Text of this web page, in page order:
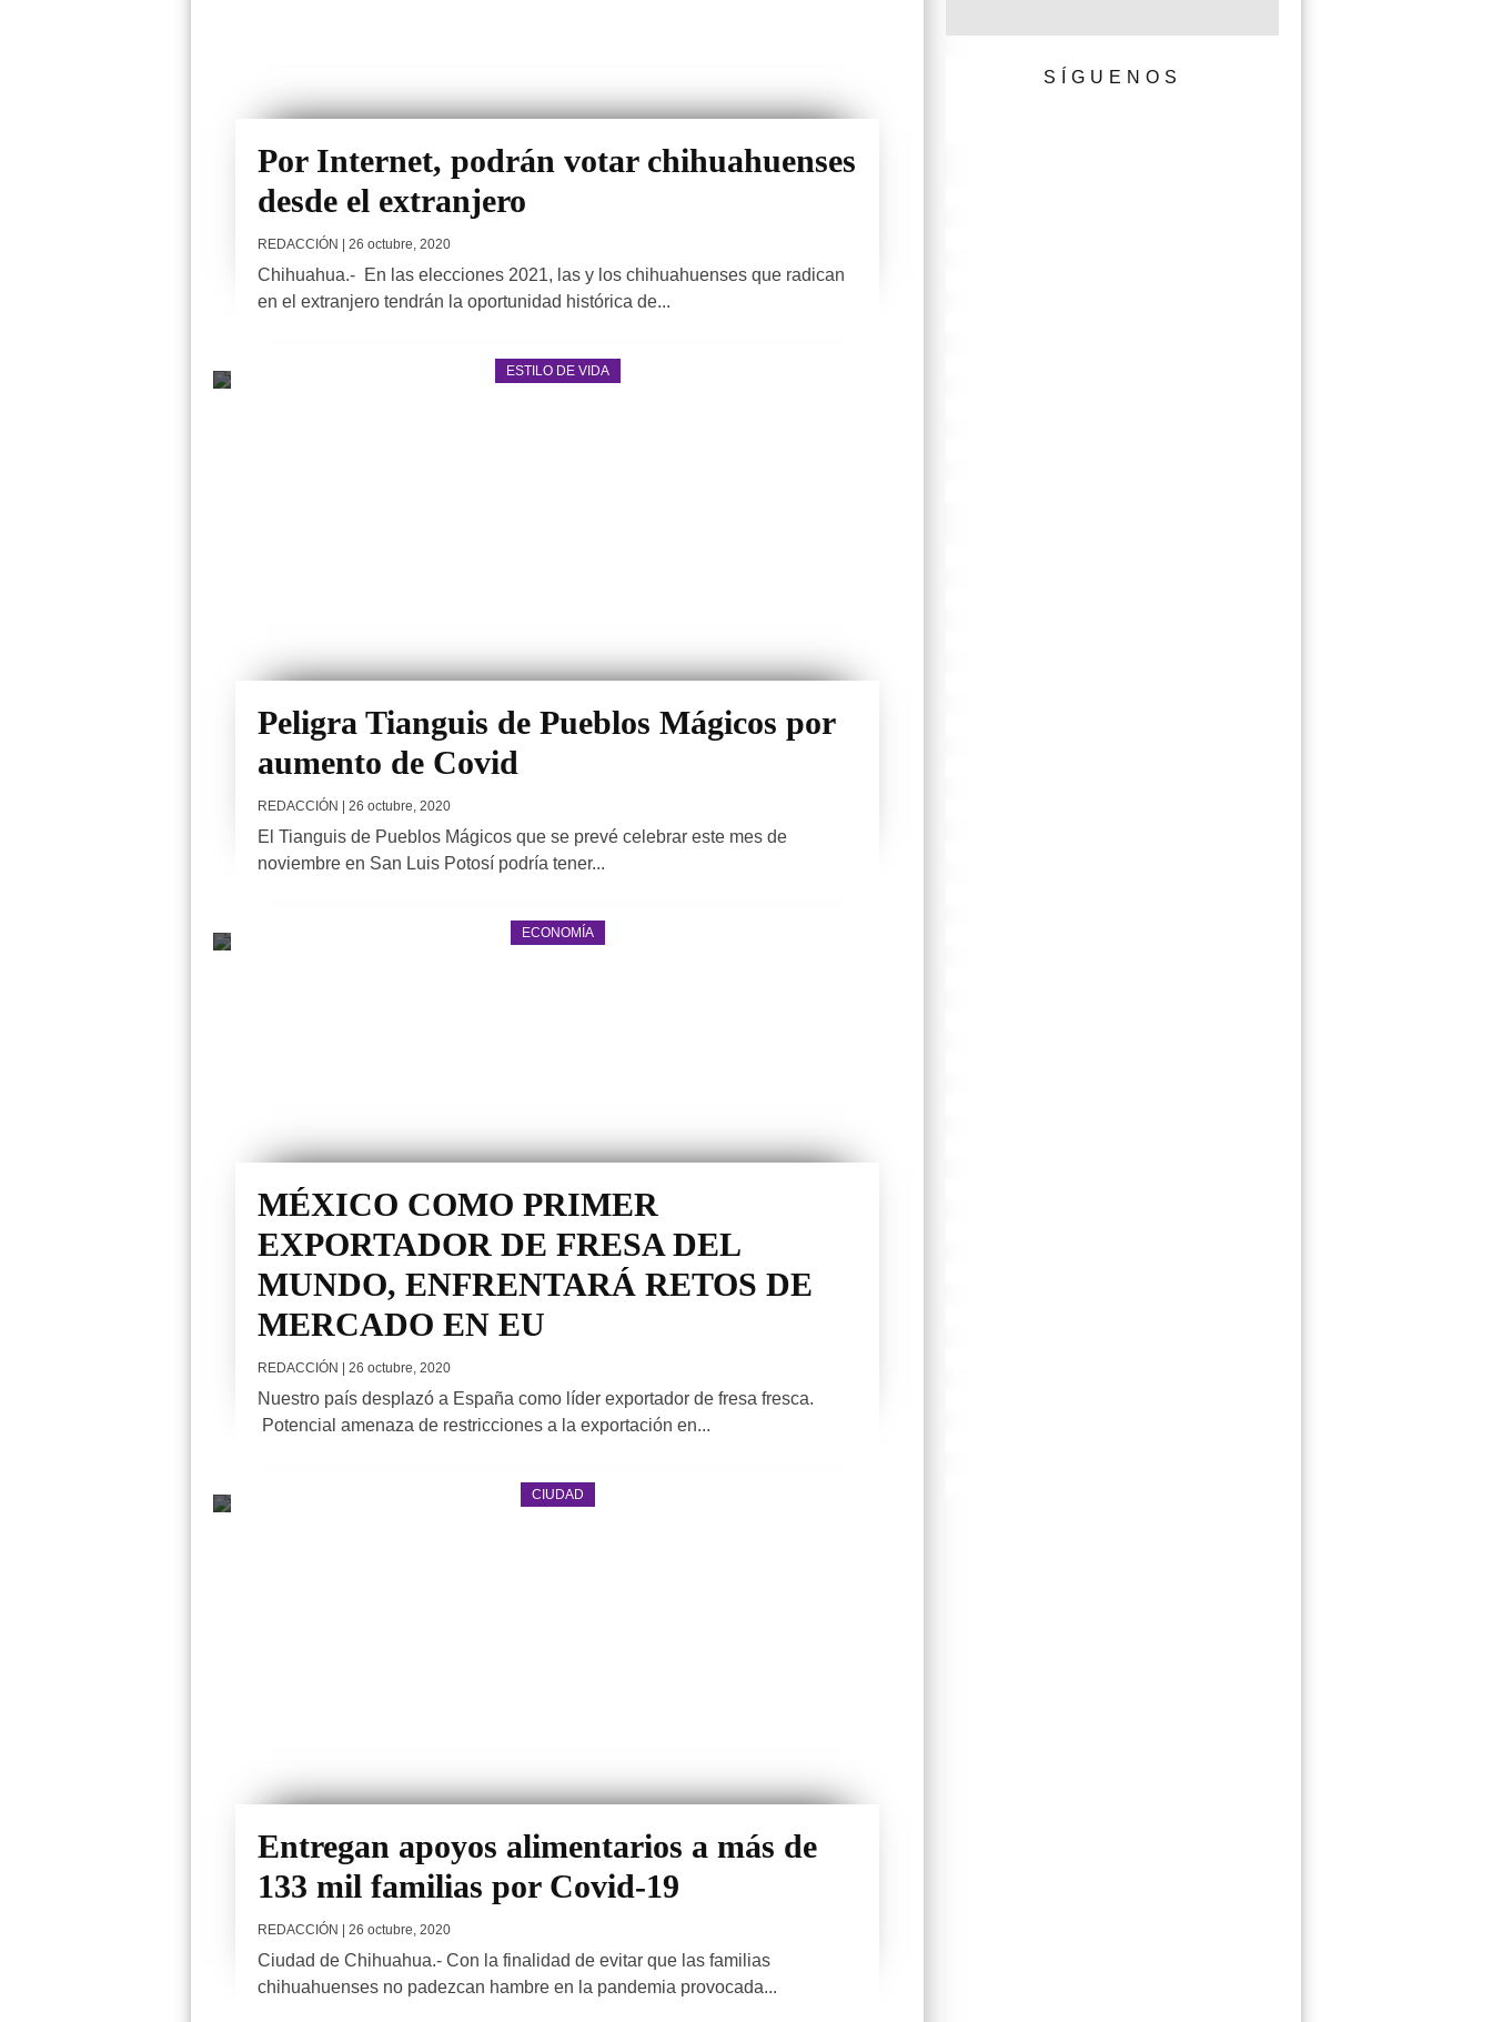
Por Internet, podrán votar chihuahuenses
desde el extranjero
REDACCIÓN | 26 octubre, 2020
Chihuahua.- En las elecciones 2021, las y los chihuahuenses que radican
en el extranjero tendrán la oportunidad histórica de...
ESTILO DE VIDA
Peligra Tianguis de Pueblos Mágicos por
aumento de Covid
REDACCIÓN | 26 octubre, 2020
El Tianguis de Pueblos Mágicos que se prevé celebrar este mes de
noviembre en San Luis Potosí podría tener...
ECONOMÍA
MÉXICO COMO PRIMER
EXPORTADOR DE FRESA DEL
MUNDO, ENFRENTARÁ RETOS DE
MERCADO EN EU
REDACCIÓN | 26 octubre, 2020
Nuestro país desplazó a España como líder exportador de fresa fresca.
Potencial amenaza de restricciones a la exportación en...
CIUDAD
Entregan apoyos alimentarios a más de
133 mil familias por Covid-19
REDACCIÓN | 26 octubre, 2020
Ciudad de Chihuahua.- Con la finalidad de evitar que las familias
chihuahuenses no padezcan hambre en la pandemia provocada...
SÍGUENOS